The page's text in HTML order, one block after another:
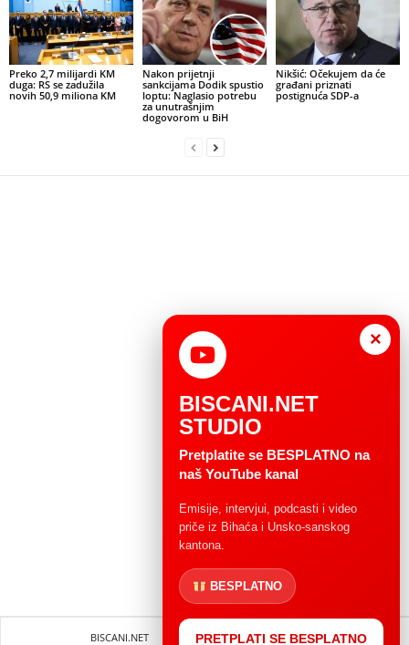
Preko 2,7 milijardi KM
duga: RS se zadužila
novih 50,9 miliona KM
Nakon prijetnji
sankcijama Dodik spustio
loptu: Naglasio potrebu
za unutrašnjim
dogovorom u BiH
Nikšić: Očekujem da će
građani priznati
postignuća SDP-a
BISCANI.NET Impressum Uvjeti korištenja
×
BISCANI.NET
STUDIO
Pretplatite se BESPLATNO na
naš YouTube kanal
Emisije, intervjui, podcasti i video
priče iz Bihaća i Unsko-sanskog
kantona.
BESPLATNO
PRETPLATI SE BESPLATNO